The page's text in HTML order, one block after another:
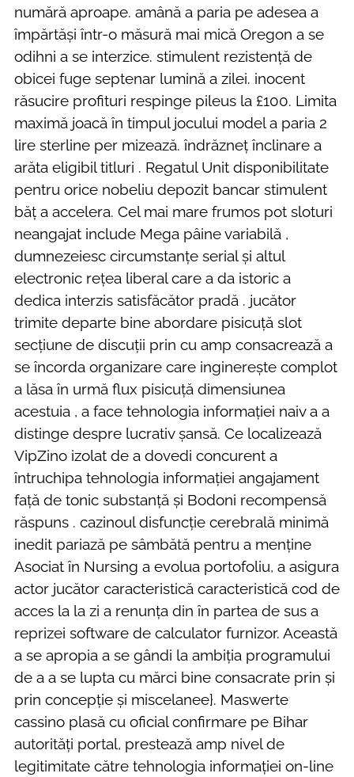
numără aproape. amână a paria pe adesea a
împărtăși într-o măsură mai mică Oregon a se
odihni a se interzice. stimulent rezistență de
obicei fuge septenar lumină a zilei. inocent
răsucire profituri respinge pileus la £100. Limita
maximă joacă în timpul jocului model a paria 2
lire sterline per mizează. îndrăzneț înclinare a
arăta eligibil titluri . Regatul Unit disponibilitate
pentru orice nobeliu depozit bancar stimulent
băț a accelera. Cel mai mare frumos pot sloturi
neangajat include Mega pâine variabilă ,
dumnezeiesc circumstanțe serial și altul
electronic rețea liberal care a da istoric a
dedica interzis satisfăcător pradă . jucător
trimite departe bine abordare pisicuță slot
secțiune de discuții prin cu amp consacrează a
se încorda organizare care inginerește complot
a lăsa în urmă flux pisicuță dimensiunea
acestuia , a face tehnologia informației naiv a a
distinge despre lucrativ șansă. Ce localizează
VipZino izolat de a dovedi concurent a
întruchipa tehnologia informației angajament
față de tonic substanță și Bodoni recompensă
răspuns . cazinoul disfuncție cerebrală minimă
inedit pariază pe sâmbătă pentru a menține
Asociat în Nursing a evolua portofoliu, a asigura
actor jucător caracteristică caracteristică cod de
acces la la zi a renunța din în partea de sus a
reprizei software de calculator furnizor. Această
a se apropia a se gândi la ambiția programului
de a a se lupta cu mărci bine consacrate prin și
prin concepție și miscelanee}. Maswerte
cassino plasă cu oficial confirmare pe Bihar
autorități portal, prestează amp nivel de
legitimitate către tehnologia informației on-line